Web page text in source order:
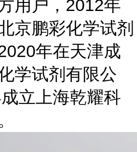
用户，2012年
京鹏彩化学试剂
年在天津成
学试剂有限公
立上海乾耀科